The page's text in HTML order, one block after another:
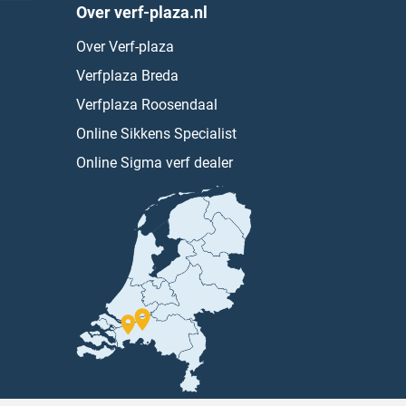
Over verf-plaza.nl
Over Verf-plaza
Verfplaza Breda
Verfplaza Roosendaal
Online Sikkens Specialist
Online Sigma verf dealer